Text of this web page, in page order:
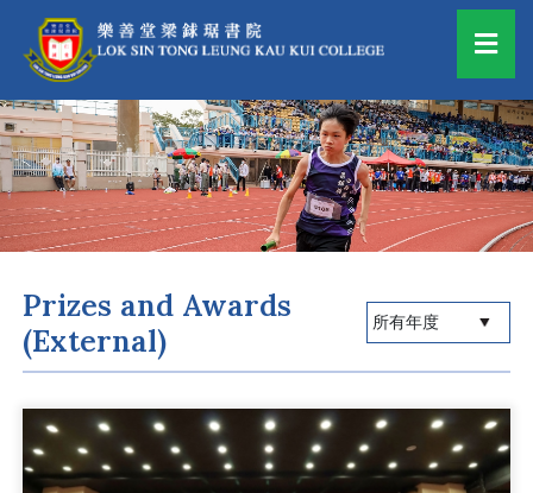
Prizes and Awards
(External)